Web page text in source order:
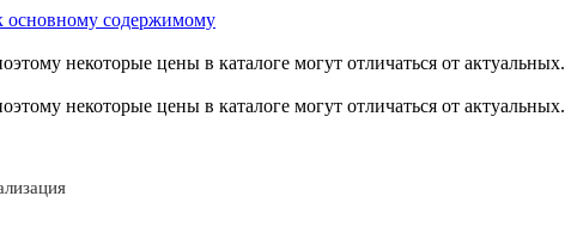
основному содержимому
некоторые цены в каталоге могут отличаться от актуальных.
некоторые цены в каталоге могут отличаться от актуальных.